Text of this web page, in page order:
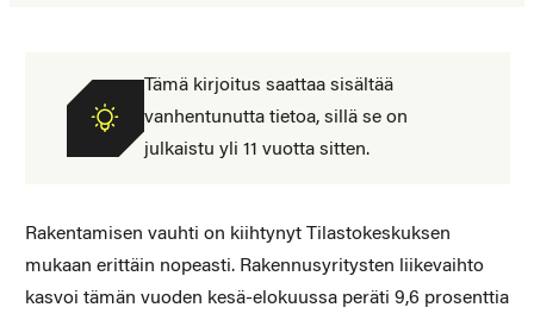
Tämä kirjoitus saattaa sisältää
vanhentunutta tietoa, sillä se on
julkaistu yli 11 vuotta sitten.
Rakentamisen vauhti on kiihtynyt Tilastokeskuksen
mukaan erittäin nopeasti. Rakennusyritysten liikevaihto
kasvoi tämän vuoden kesä-elokuussa peräti 9,6 prosenttia